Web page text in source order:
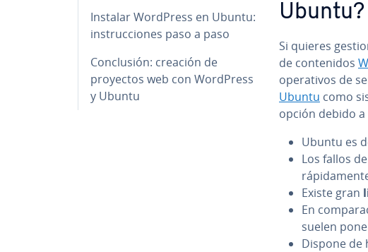
Instalar WordPress en Ubuntu:
in­s­tru­c­cio­nes paso a paso
Co­n­clu­sión: creación de
proyectos web con WordPress
y Ubuntu
Ubuntu?
Si quieres
de co­n­te­ni­dos
ope­ra­ti­vos de
Ubuntu como
opción debido a
Ubuntu es
Los fallos
Existe gran
En
suelen
Dispone de